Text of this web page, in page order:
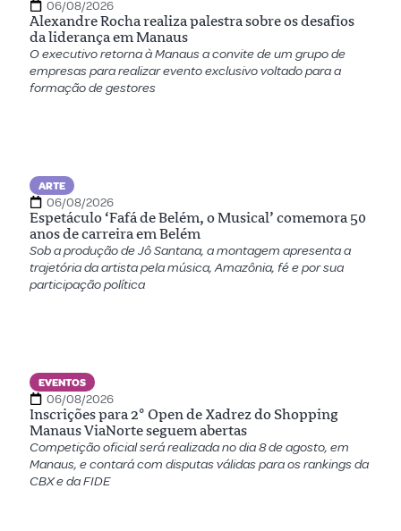
06/08/2026
Alexandre Rocha realiza palestra sobre os desafios
da liderança em Manaus
O executivo retorna à Manaus a convite de um grupo de
empresas para realizar evento exclusivo voltado para a
formação de gestores
ARTE
06/08/2026
Espetáculo ‘Fafá de Belém, o Musical’ comemora 50
anos de carreira em Belém
Sob a produção de Jô Santana, a montagem apresenta a
trajetória da artista pela música, Amazônia, fé e por sua
participação política
EVENTOS
06/08/2026
Inscrições para 2º Open de Xadrez do Shopping
Manaus ViaNorte seguem abertas
Competição oficial será realizada no dia 8 de agosto, em
Manaus, e contará com disputas válidas para os rankings da
CBX e da FIDE